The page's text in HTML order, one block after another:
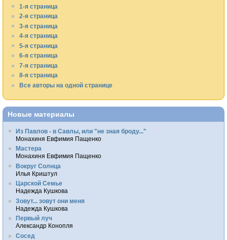
1-я страница
2-я страница
3-я страница
4-я страница
5-я страница
6-я страница
7-я страница
8-я страница
Все авторы на одной странице
Новые материалы
Из Павлов - в Савлы, или "не зная броду..."
Монахиня Евфимия Пащенко
Мастера
Монахиня Евфимия Пащенко
Вокруг Солнца
Илья Криштул
Царской Семье
Надежда Кушкова
Зовут... зовут они меня
Надежда Кушкова
Первый луч
Александр Конопля
Сосед